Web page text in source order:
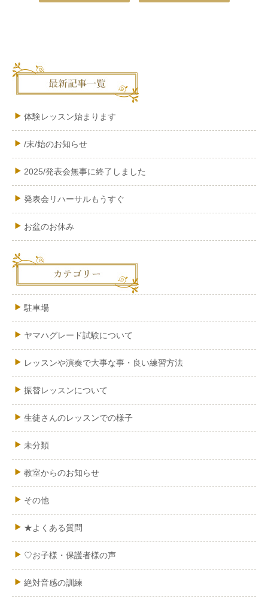
体験レッスン始まります
/末/始のお知らせ
2025/発表会無事に終了しました
発表会リハーサルもうすぐ
お盆のお休み
駐車場
ヤマハグレード試験について
レッスンや演奏で大事な事・良い練習方法
振替レッスンについて
生徒さんのレッスンでの様子
未分類
教室からのお知らせ
その他
★よくある質問
♡お子様・保護者様の声
絶対音感の訓練